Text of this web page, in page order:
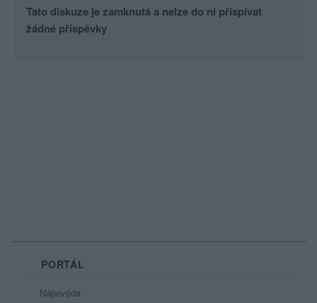
Tato diskuze je zamknutá a nelze do ní přispívat
žádné příspěvky
PORTÁL
Nápověda